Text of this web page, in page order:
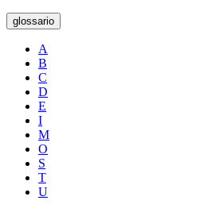
glossario
A
B
C
D
E
I
M
O
S
T
U